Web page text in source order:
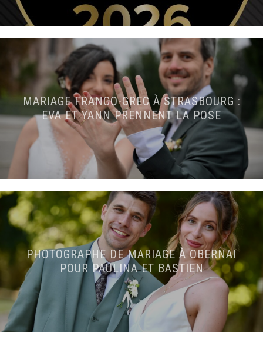
MARIAGE FRANCO-GREC À STRASBOURG :
EVA ET YANN PRENNENT LA POSE
PHOTOGRAPHE DE MARIAGE À OBERNAI
POUR PAULINA ET BASTIEN